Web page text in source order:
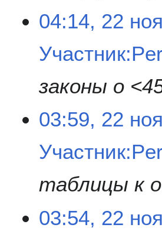
04:14, 22
законы о
03:59, 22
таблицы к
03:54, 22